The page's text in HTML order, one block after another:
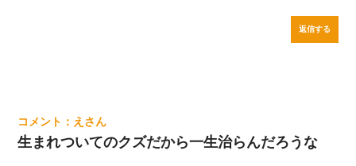
返信する
え
生まれついてのクズだから一生治らんだろうな